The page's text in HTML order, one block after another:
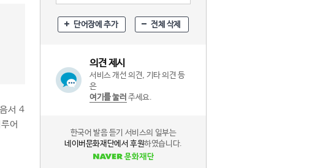
서 4
어
단어장에 추가 전체 삭제
의견 제시
서비스 개선 의견, 기타 의견 등
은
여기를 눌러 주세요.
한국어 발음 듣기 서비스의 일부는
네이버문화재단에서 후원하였습니다.